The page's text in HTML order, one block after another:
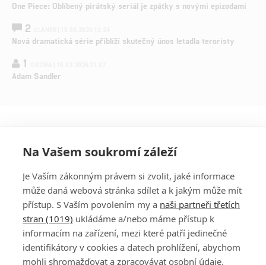
One Piece: Oblíbený pirátský seriál je zpátky s novými epizodami
2
Nová dramatická série přiblíží skutečný únos letadla teroristy
1
Adam Sandler
PŘIHLÁSIT
REGISTROVAT
DISKUZE
Na Vašem soukromí záleží
Je Vaším zákonným právem si zvolit, jaké informace
může daná webová stránka sdílet a k jakým může mít
přístup. S Vaším povolením my a naši partneři třetích
stran (1019) ukládáme a/nebo máme přístup k
informacím na zařízení, mezi které patří jedinečné
identifikátory v cookies a datech prohlížení, abychom
mohli shromažďovat a zpracovávat osobní údaje.